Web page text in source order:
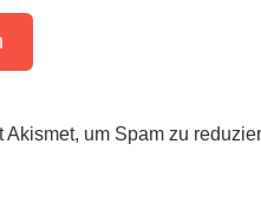
um Spam zu